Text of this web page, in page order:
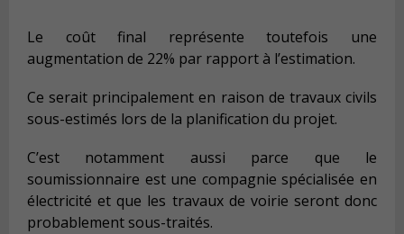
Le coût final représente toutefois une
augmentation de 22% par rapport à l’estimation.
Ce serait principalement en raison de travaux civils
sous-estimés lors de la planification du projet.
C’est notamment aussi parce que le
soumissionnaire est une compagnie spécialisée en
électricité et que les travaux de voirie seront donc
probablement sous-traités.